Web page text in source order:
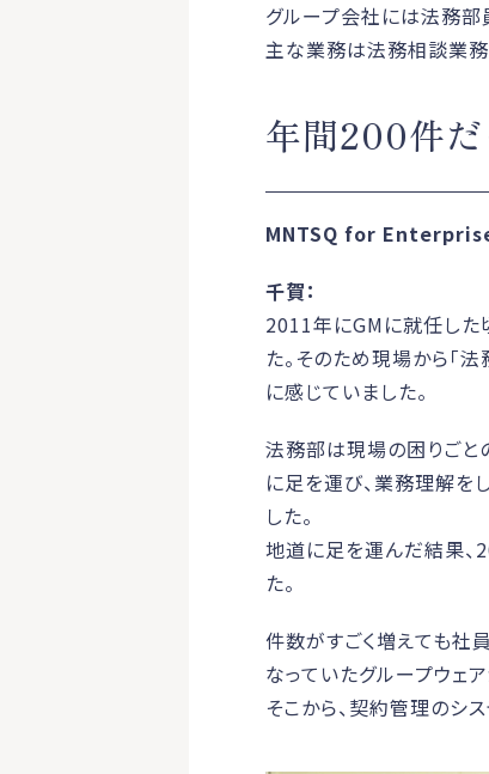
グループ会社には法務部
主な業務は法務相談業務
年間200件
MNTSQ for Enterprise
千賀：
2011年にGMに就任した
た。そのため現場から「
に感じていました。
法務部は現場の困りごと
に足を運び、業務理解を
した。
地道に足を運んだ結果
た。
件数がすごく増えても社
なっていたグループウェ
そこから、契約管理のシ